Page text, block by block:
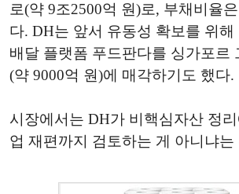
로(약 9조2500억 원)로, 부채비율은
다. DH는 앞서 유동성 확보를 위해
배달 플랫폼 푸드판다를 싱가포르
(약 9000억 원)에 매각하기도 했다.
시장에서는 DH가 비핵심자산 정
업 재편까지 검토하는 게 아니냐는